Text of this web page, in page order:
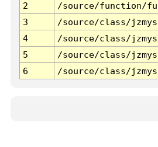
2
/source/function/
3
/source/class/
4
/source/class/
5
/source/class/
6
/source/class/